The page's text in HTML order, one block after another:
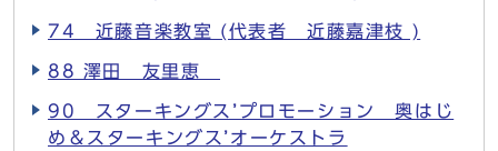
74 近藤音楽教室 (代表者 近藤嘉津枝 )
88 澤田 友里恵
90 スターキングス’プロモーション 奥はじ
め＆スターキングス’オーケストラ